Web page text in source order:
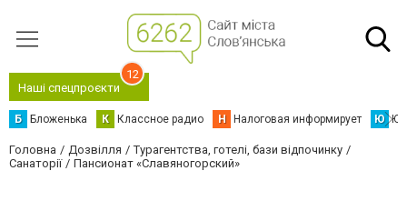
Наші спецпроєкти
12
Б Бложенька К Классное радио Н Налоговая информирует Ю
Головна Дозвілля
Турагентства, готелі, бази відпочинку
Санаторії
Пансионат «Славяногорский»